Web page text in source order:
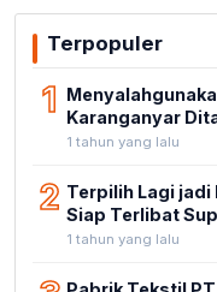
Terpopuler
1 Karanganyar
1 tahun yang lalu
2 Terpilih Lagi jadi
Siap Terlibat
1 tahun yang lalu